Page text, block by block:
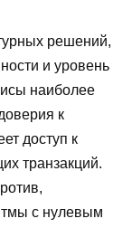
решений,
и уровень
наиболее
к
доступ к
транзакций.
с нулевым